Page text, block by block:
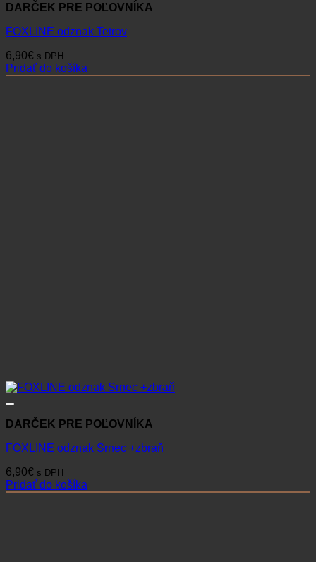
DARČEK PRE POĽOVNÍKA
FOXLINE odznak Tetrov
6,90€ s DPH
Pridať do košíka
DARČEK PRE POĽOVNÍKA
FOXLINE odznak Srnec +zbraň
6,90€ s DPH
Pridať do košíka